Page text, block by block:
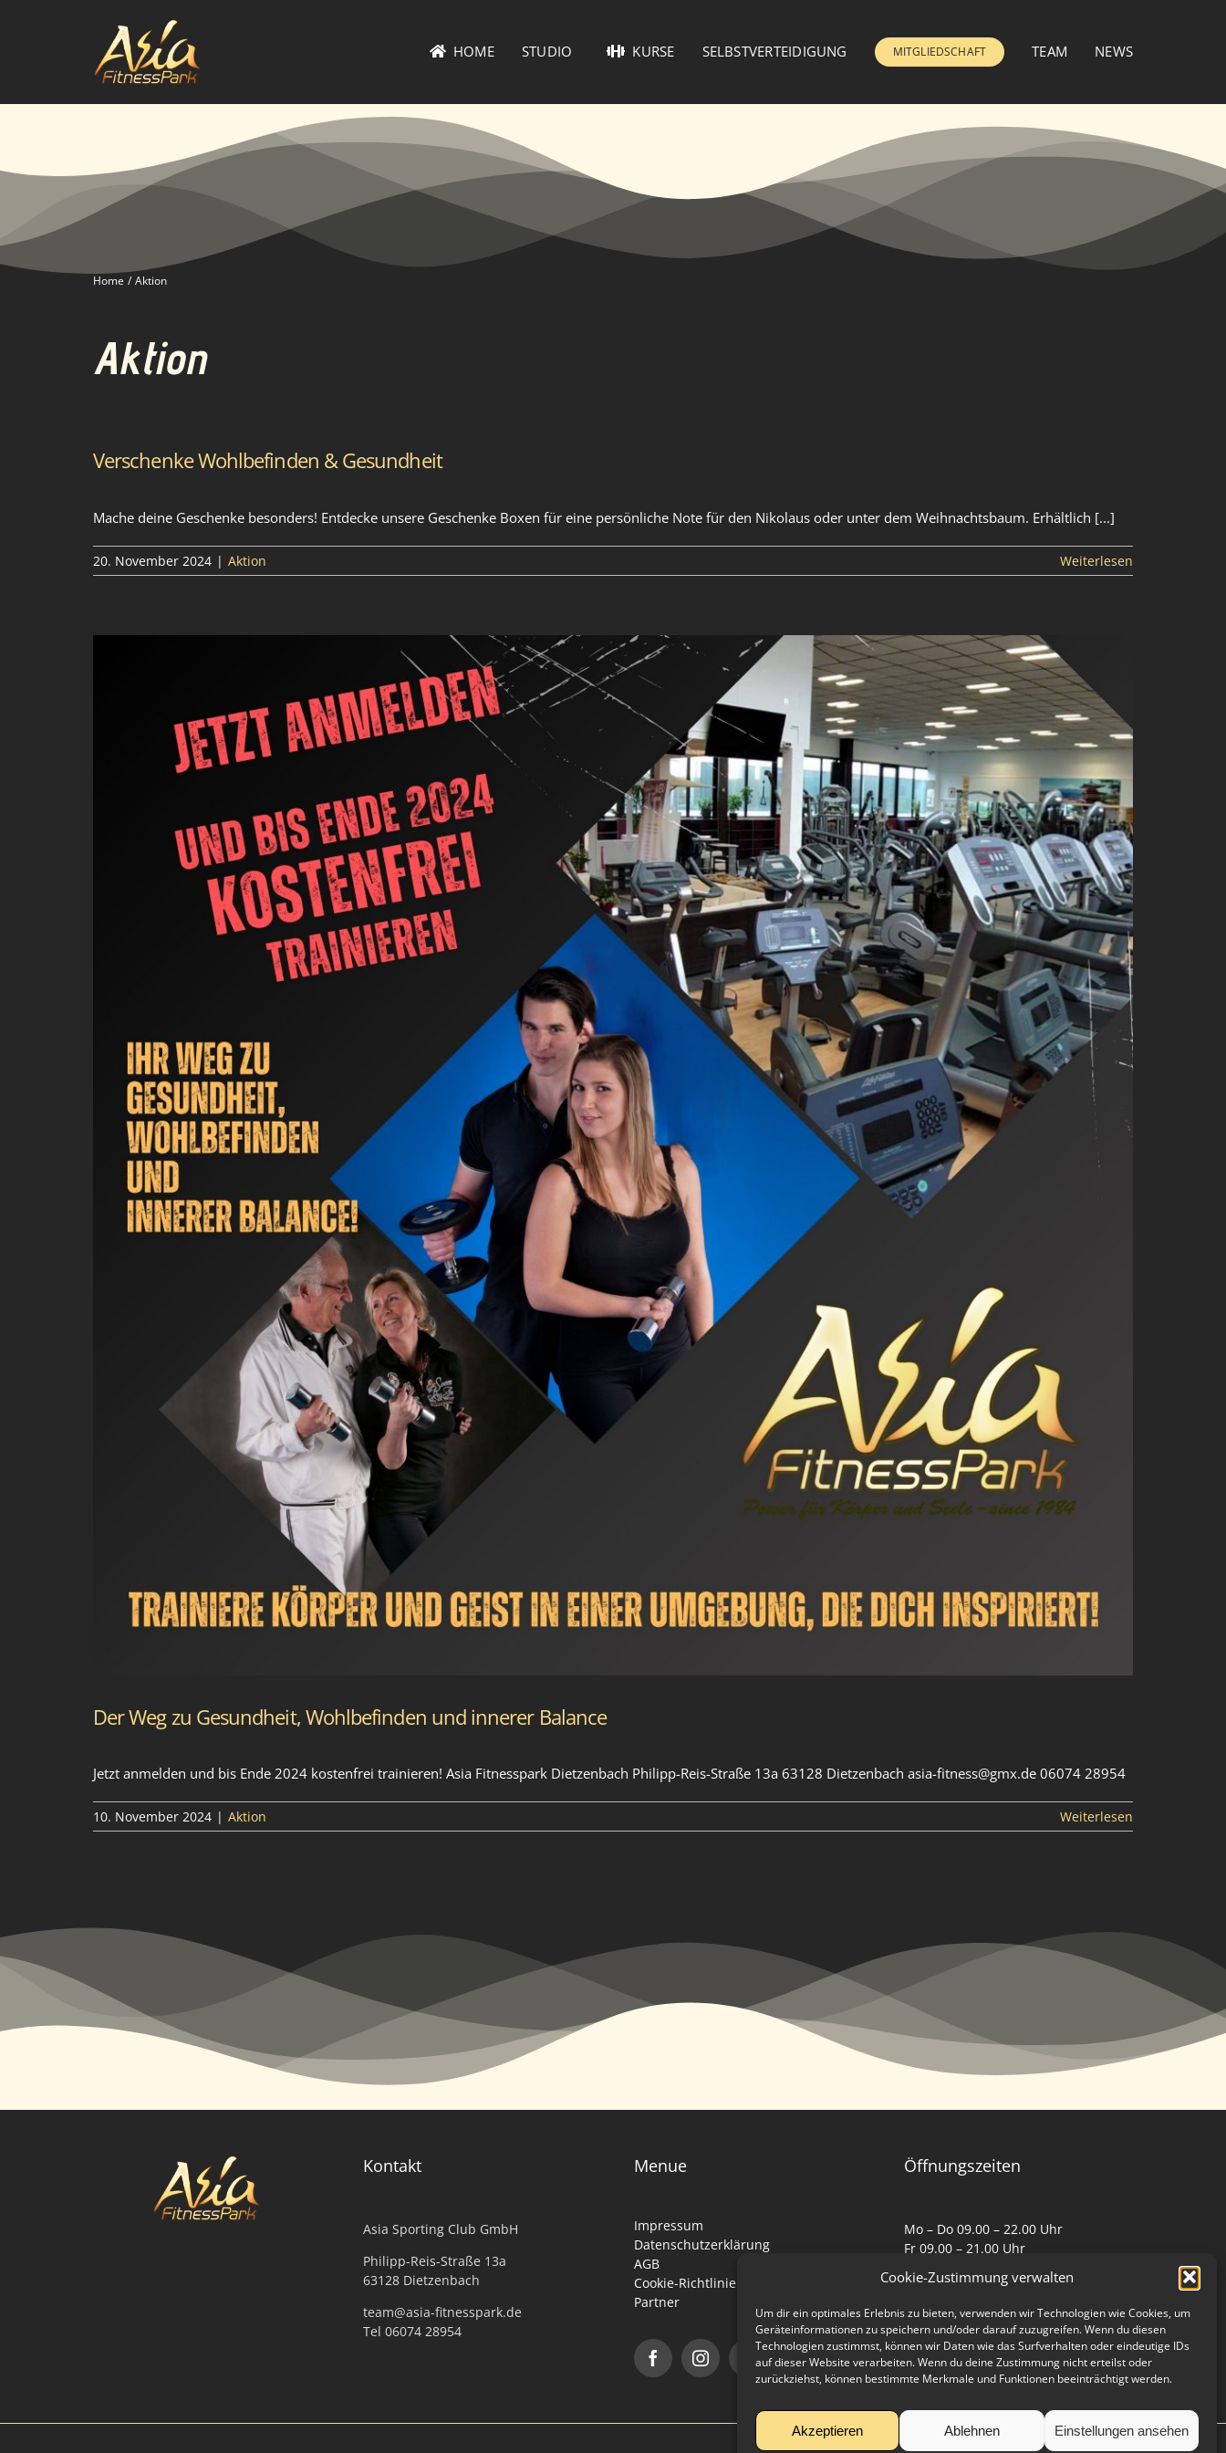
Cookie-Zustimmung verwalten
Um dir ein optimales Erlebnis zu bieten, verwenden wir Technologien wie Cookies, um
Geräteinformationen zu speichern und/oder darauf zuzugreifen. Wenn du diesen
Technologien zustimmst, können wir Daten wie das Surfverhalten oder eindeutige IDs
auf dieser Website verarbeiten. Wenn du deine Zustimmung nicht erteilst oder
zurückziehst, können bestimmte Merkmale und Funktionen beeinträchtigt werden.
Akzeptieren Ablehnen Einstellungen ansehen
HOME STUDIO KURSE SELBSTVERTEIDIGUNG MITGLIEDSCHAFT TEAM NEWS
Home Aktion
Aktion
Verschenke Wohlbefinden & Gesundheit
Mache deine Geschenke besonders! Entdecke unsere Geschenke Boxen für eine persönliche Note für den Nikolaus oder unter dem Weihnachtsbaum. Erhältlich [...]
20. November 2024 | Aktion Weiterlesen
Der Weg zu Gesundheit, Wohlbefinden und innerer Balance
Jetzt anmelden und bis Ende 2024 kostenfrei trainieren! Asia Fitnesspark Dietzenbach Philipp-Reis-Straße 13a 63128 Dietzenbach asia-fitness@gmx.de 06074 28954
10. November 2024 | Aktion Weiterlesen
Kontakt
Asia Sporting Club GmbH
Philipp-Reis-Straße 13a
63128 Dietzenbach
team@asia-fitnesspark.de
Tel 06074 28954
Menue
Impressum
Datenschutzerklärung
AGB
Cookie-Richtlinie (EU)
Partner
Öffnungszeiten
Mo – Do 09.00 – 22.00 Uhr
Fr 09.00 – 21.00 Uhr
Sa, So 10.00 – 17.00 Uhr
Bitte beachtet die geänderten
Öffnungszeiten an Feiertagen!